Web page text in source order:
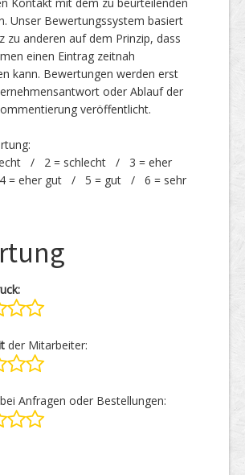
Unser Bewertungssystem basiert
zu anderen auf dem Prinzip, dass
einen Eintrag zeitnah
kann. Bewertungen werden erst
oder Ablauf der
veröffentlicht.
/ 2 = schlecht / 3 = eher
= eher gut / 5 = gut / 6 = sehr
der Mitarbeiter:
bei Anfragen oder Bestellungen: